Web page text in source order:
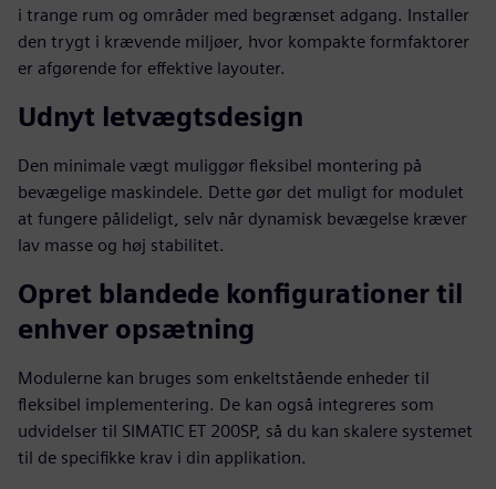
i trange rum og områder med begrænset adgang. Installer
den trygt i krævende miljøer, hvor kompakte formfaktorer
er afgørende for effektive layouter.
Udnyt letvægtsdesign
Den minimale vægt muliggør fleksibel montering på
bevægelige maskindele. Dette gør det muligt for modulet
at fungere pålideligt, selv når dynamisk bevægelse kræver
lav masse og høj stabilitet.
Opret blandede konfigurationer til
enhver opsætning
Modulerne kan bruges som enkeltstående enheder til
fleksibel implementering. De kan også integreres som
udvidelser til SIMATIC ET 200SP, så du kan skalere systemet
til de specifikke krav i din applikation.